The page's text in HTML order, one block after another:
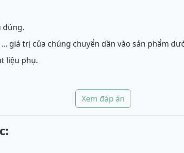
đúng.
giá trị của chúng chuyển dần vào sản phẩm
liệu phụ.
Xem đáp án